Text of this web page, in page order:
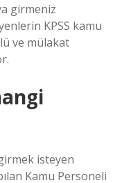
girmeniz
KPSS kamu
ve mülakat
girmek isteyen
Kamu Personeli